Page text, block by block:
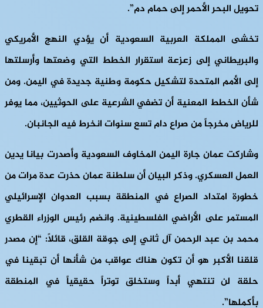
تحويل البحر الأحمر إلى حمام دم”.
تخشى المملكة العربية السعودية أن يؤدي النهج الأمريكي
والبريطاني إلى زعزعة استقرار الخطط التي وضعتها وأرسلتها
إلى الأمم المتحدة لتشكيل حكومة وطنية جديدة في اليمن. ومن
شأن الخطط المعنية أن تضفي الشرعية على الحوثيين، مما يوفر
للرياض مخرجاً من صراع دام تسع سنوات انخرط فيه الجانبان.
وشاركت عمان جارة اليمن المخاوف السعودية وأصدرت بيانا يدين
العمل العسكري. وذكر البيان أن سلطنة عمان حذرت عدة مرات من
خطورة امتداد الصراع في المنطقة بسبب العدوان الإسرائيلي
المستمر على الأراضي الفلسطينية. وانضم رئيس الوزراء القطري
محمد بن عبد الرحمن آل ثاني إلى جوقة القلق، قائلاً: “إن مصدر
قلقنا الأكبر هو أن تكون هناك عواقب من شأنها أن تبقينا في
حلقة لن تنتهي أبداً وستخلق توتراً حقيقياً في المنطقة
بأكملها”.